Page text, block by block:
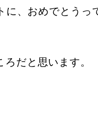
、おめでとうっ
だと思います。